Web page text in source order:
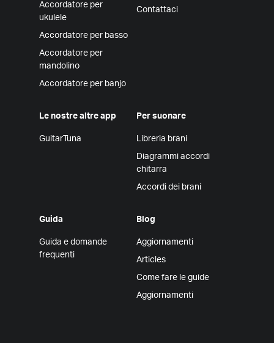
Accordatore per
ukulele
Accordatore per basso
Accordatore per
mandolino
Accordatore per banjo
Contattaci
Le nostre altre app
GuitarTuna
Per suonare
Libreria brani
Diagrammi accordi
chitarra
Accordi dei brani
Guida
Guida e domande
frequenti
Blog
Aggiornamenti
Articles
Come fare le guide
Aggiornamenti